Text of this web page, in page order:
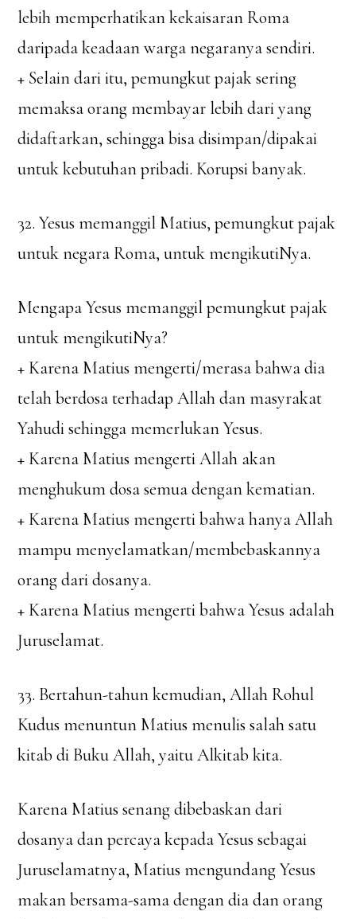
lebih memperhatikan kekaisaran Roma
daripada keadaan warga negaranya sendiri.
+ Selain dari itu, pemungkut pajak sering
memaksa orang membayar lebih dari yang
didaftarkan, sehingga bisa disimpan/dipakai
untuk kebutuhan pribadi. Korupsi banyak.
32. Yesus memanggil Matius, pemungkut pajak
untuk negara Roma, untuk mengikutiNya.
Mengapa Yesus memanggil pemungkut pajak
untuk mengikutiNya?
+ Karena Matius mengerti/merasa bahwa dia
telah berdosa terhadap Allah dan masyrakat
Yahudi sehingga memerlukan Yesus.
+ Karena Matius mengerti Allah akan
menghukum dosa semua dengan kematian.
+ Karena Matius mengerti bahwa hanya Allah
mampu menyelamatkan/membebaskannya
orang dari dosanya.
+ Karena Matius mengerti bahwa Yesus adalah
Juruselamat.
33. Bertahun-tahun kemudian, Allah Rohul
Kudus menuntun Matius menulis salah satu
kitab di Buku Allah, yaitu Alkitab kita.
Karena Matius senang dibebaskan dari
dosanya dan percaya kepada Yesus sebagai
Juruselamatnya, Matius mengundang Yesus
makan bersama-sama dengan dia dan orang